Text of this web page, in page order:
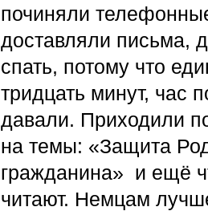
починяли
доставляли письма,
спать, потому что
тридцать минут, час
давали. Приходили
на темы: «Защита
гражданина» и ещё
читают. Немцам